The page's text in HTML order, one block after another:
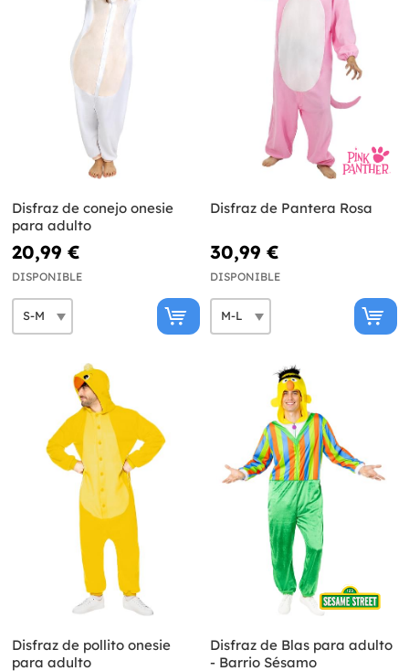
Disfraz de conejo onesie
para adulto
20,99 €
DISPONIBLE
Disfraz de Pantera Rosa
30,99 €
DISPONIBLE
Disfraz de pollito onesie
para adulto
Disfraz de Blas para adulto
- Barrio Sésamo